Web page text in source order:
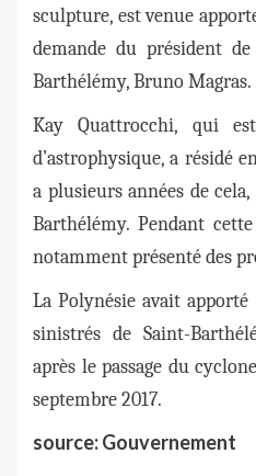
sculpture, est venue
demande du président
Barthélémy, Bruno Magras.
Kay Quattrocchi, qui
d’astrophysique, a résidé
a plusieurs années de
Barthélémy. Pendant
notamment présenté des
La Polynésie avait
sinistrés de Saint-
après le passage du
septembre 2017.
source: Gouvernement